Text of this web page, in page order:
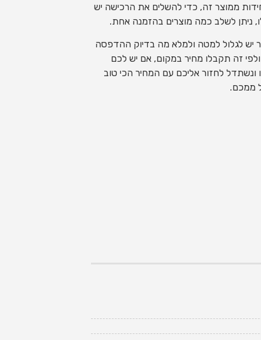
4 יחידות ממוצר זה, כדי להשלים את הרכישה יש
יש לגלול למטה ולמלא מה בדיוק ההדפסה
זה תקבלו מחיר במקום, אם יש לכם
פנו אלינו ונשתדל לחזור אליכם עם המחיר הכי טוב
ממכם.